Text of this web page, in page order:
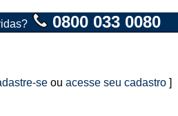
0800 033 0080
se ou acesse seu cadastro ]